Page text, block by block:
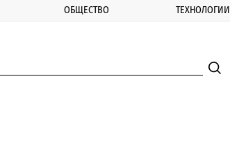
ОБЩЕСТВО ТЕХНОЛОГИИ